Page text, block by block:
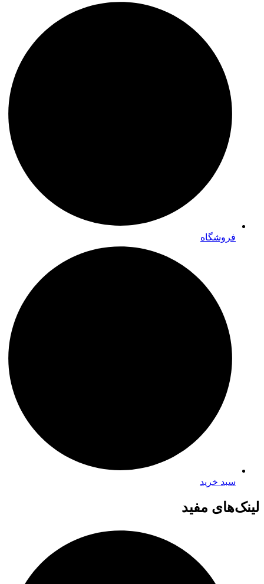
فروشگاه
سبد خرید
لینک‌های مفید